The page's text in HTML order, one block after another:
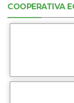
COOPERATIVA